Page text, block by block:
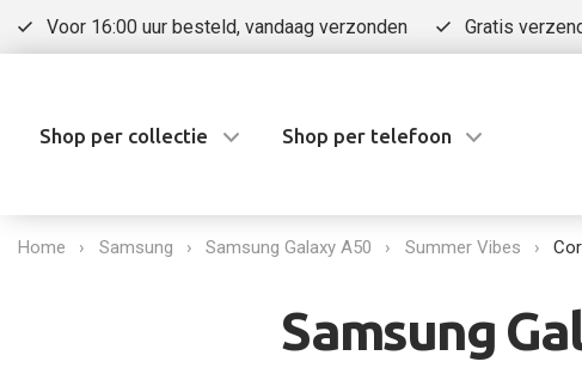
Voor 16:00 uur besteld, vandaag verzonden Gratis
Shop per collectie Shop per telefoon
Home Samsung Samsung Galaxy A50 Summer Vibes
Samsung